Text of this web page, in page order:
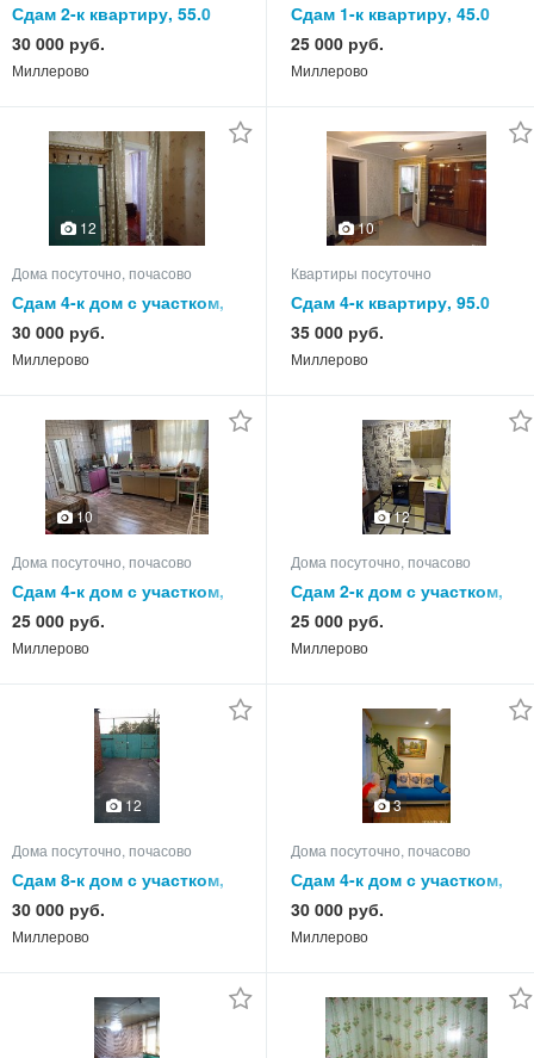
Сдам 2-к квартиру, 55.0
кв.м, этаж 4 из 5
30 000 руб.
Миллерово
Сдам 1-к квартиру, 45.0
кв.м, этаж 1 из 3
25 000 руб.
Миллерово
12
Дома посуточно, почасово
Сдам 4-к дом с участком,
65.0 кв.м, этажей 1
30 000 руб.
Миллерово
10
Квартиры посуточно
Сдам 4-к квартиру, 95.0
кв.м, этаж 1 из 5
35 000 руб.
Миллерово
10
Дома посуточно, почасово
Сдам 4-к дом с участком,
75.0 кв.м, этажей 1
25 000 руб.
Миллерово
12
Дома посуточно, почасово
Сдам 2-к дом с участком,
55.0 кв.м, этажей 1
25 000 руб.
Миллерово
12
Дома посуточно, почасово
Сдам 8-к дом с участком,
105.0 кв.м, этажей 1
30 000 руб.
Миллерово
3
Дома посуточно, почасово
Сдам 4-к дом с участком,
80.0 кв.м, этажей 1
30 000 руб.
Миллерово